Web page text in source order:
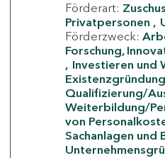
Förderart:
Privatpersonen
Förderzweck:
Forschung,
Investieren und
Existenzgründung
Qualifizierung/
Weiterbildung/
von
Sachanlagen und